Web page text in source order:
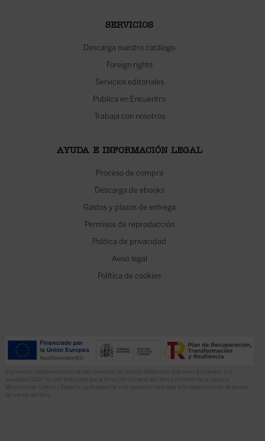
SERVICIOS
Descarga nuestro catálogo
Foreign rights
Servicios editoriales
Publica en Encuentro
Trabaja con nosotros
AYUDA E INFORMACIÓN LEGAL
Proceso de compra
Descarga de ebooks
Gastos y plazos de entrega
Permisos de reproducción
Política de privacidad
Aviso legal
Política de cookies
El proyecto “Implementación de herramientas de Gestión Editorial en Ediciones Encuentro, S.A.
anualidad 2022” ha sido financiado por la Dirección General del Libro y Fomento de la Lectura,
Ministerio de Cultura y Deporte. La finalidad de este apoyo es contribuir a la modernización de pymes
del sector del libro.